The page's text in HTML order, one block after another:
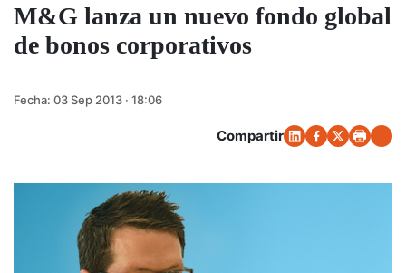
M&G lanza un nuevo fondo global
de bonos corporativos
Fecha: 03 Sep 2013 · 18:06
Compartir